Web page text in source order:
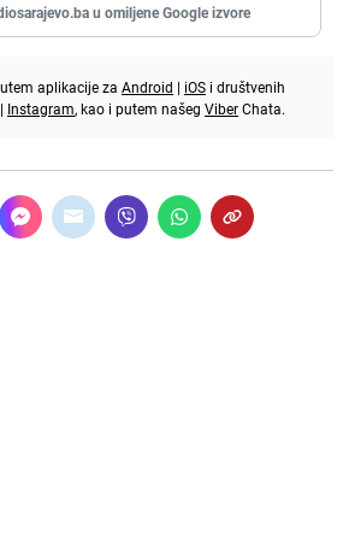
u omiljene Google izvore
aplikacije za Android | iOS i društvenih
| Instagram, kao i putem našeg ViberChata.